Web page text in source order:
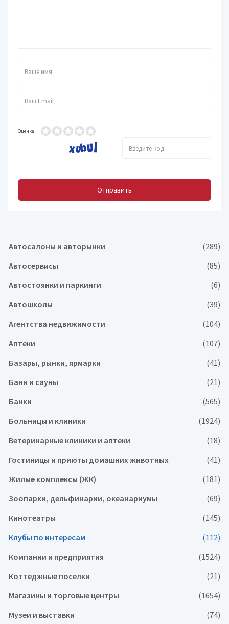
Оценка
Отправить
Автосалоны и авторынки
(289)
Автосервисы
(85)
Автостоянки и паркинги
(6)
Автошколы
(39)
Агентства недвижимости
(104)
Аптеки
(107)
Базары, рынки, ярмарки
(41)
Бани и сауны
(21)
Банки
(565)
Больницы и клиники
(1924)
Ветеринарные клиники и аптеки
(18)
Гостиницы и приюты домашних животных
(41)
Жилые комплексы (ЖК)
(181)
Зоопарки, дельфинарии, океанариумы
(69)
Кинотеатры
(145)
Клубы по интересам
(112)
Компании и предприятия
(1524)
Коттеджные поселки
(21)
Магазины и торговые центры
(1654)
Музеи и выставки
(74)